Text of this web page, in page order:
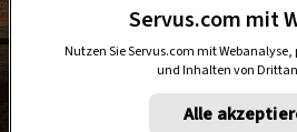
Servus.com mit
Nutzen Sie Servus.com mit
und Inhalten von
Alle